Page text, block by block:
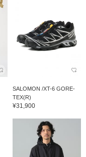
SALOMON /XT-6 GORE-
TEX(R)
¥31,900